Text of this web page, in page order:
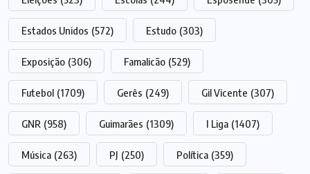
Estados Unidos (572) Estudo (303)
Exposição (306) Famalicão (529)
Futebol (1709) Gerês (249) Gil Vicente (307)
GNR (958) Guimarães (1309) I Liga (1407)
Música (263) PJ (250) Política (359)